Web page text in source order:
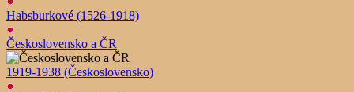
Habsburkové (1526-1918)
Československo a ČR
1919-1938 (Československo)